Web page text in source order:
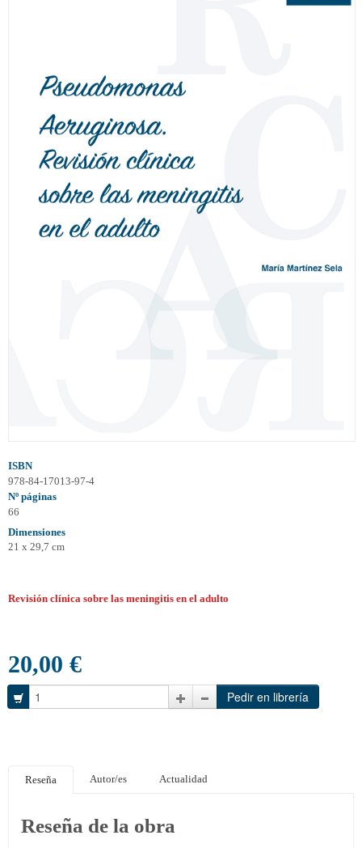
ISBN
978-84-17013-97-4
Nº páginas
66
Dimensiones
21 x 29,7 cm
Revisión clínica sobre las meningitis en el adulto
20,00 €
Reseña Autor/es Actualidad
Reseña de la obra